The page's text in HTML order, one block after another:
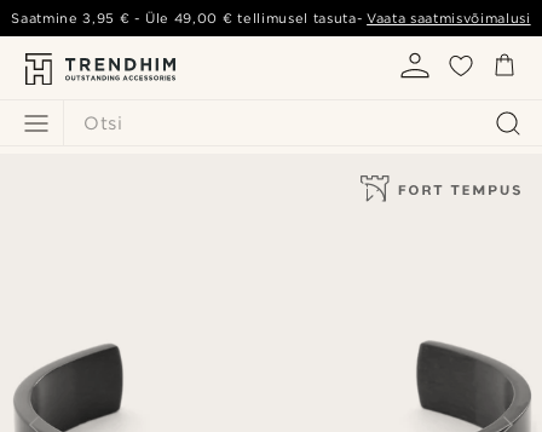
Otsi
Saatmine3,95 € - Üle 49,00 € tellimusel tasuta-Vaata saatmisvõimalusi